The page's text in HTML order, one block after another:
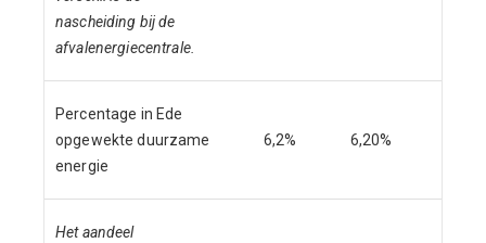
nascheiding bij de
afvalenergiecentrale.
Percentage in Ede
opgewekte duurzame
energie
6,2% 6,20%
Het aandeel